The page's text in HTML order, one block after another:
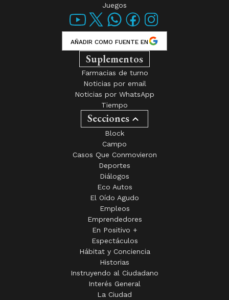
Juegos
AÑADIR COMO FUENTE EN
Suplementos
Farmacias de turno
Noticias por email
Noticias por WhatsApp
Tiempo
Secciones
Block
Campo
Casos Que Conmovieron
Deportes
Diálogos
Eco Autos
El Oído Agudo
Empleos
Emprendedores
En Positivo +
Espectáculos
Hábitat y Conciencia
Historias
Instruyendo al Ciudadano
Interés General
La Ciudad